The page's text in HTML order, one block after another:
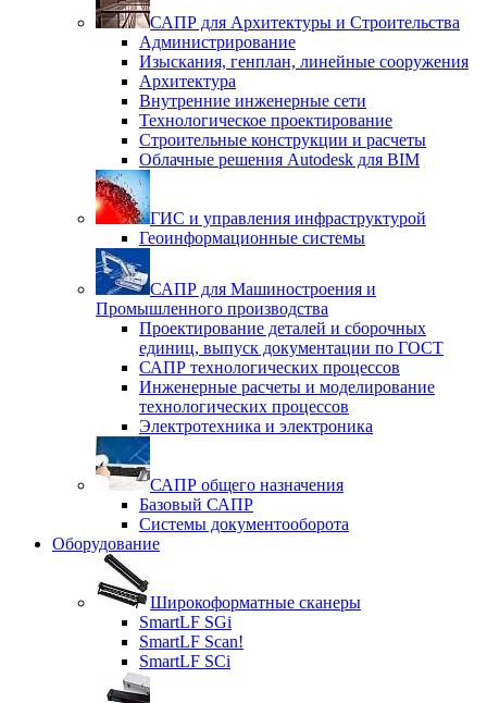
САПР для Архитектуры и Строительства
Администрирование
Изыскания, генплан, линейные сооружения
Архитектура
Внутренние инженерные сети
Технологическое проектирование
Строительные конструкции и расчеты
Облачные решения Autodesk для BIM
ГИС и управления инфраструктурой
Геоинформационные системы
САПР для Машиностроения и
Промышленного производства
Проектирование деталей и сборочных
единиц, выпуск документации по ГОСТ
САПР технологических процессов
Инженерные расчеты и моделирование
технологических процессов
Электротехника и электроника
САПР общего назначения
Базовый САПР
Системы документооборота
Оборудование
Широкоформатные сканеры
SmartLF SGi
SmartLF Scan!
SmartLF SCi